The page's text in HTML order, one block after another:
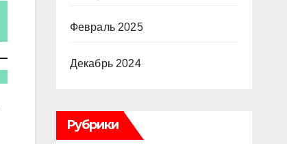
Февраль 2025
Декабрь 2024
Рубрики